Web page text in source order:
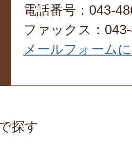
電話番号：043-
ファックス：
メールフォーム
探す